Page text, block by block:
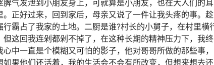
电影，然后帮我写其他的电影，但是你要先了解电影主体
之后，先别写，等我发电影名给你，